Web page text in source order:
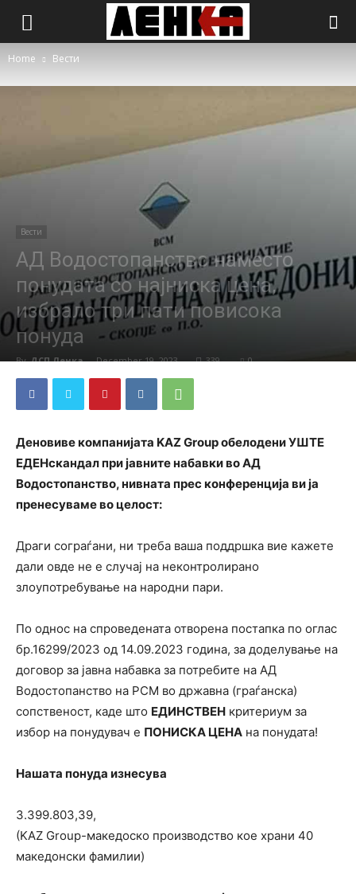
Home Вести
Вести
АД Водостопанство наместо
понудата со најниска цена,
избрало три пати повисока
понуда
By ДСП Ленка - December 19, 2023 339 0
Деновиве компанијата KAZ Group обелодени УШТЕ
ЕДЕНскандал при јавните набавки во АД
Водостопанство, нивната прес конференција ви ја
пренесуваме во целост:
Драги сограѓани, ни треба ваша поддршка вие кажете
дали овде не е случаj на неконтролирано
злоупотребување на народни пари.
По однос на спроведената отворена постапка по оглас
бр.16299/2023 од 14.09.2023 година, за доделување на
договор за јавна набавка за потребите на АД
Водостопанство на РСМ во државна (граѓанска)
сопственост, каде што ЕДИНСТВЕН критериум за
избор на понудувач е ПОНИСКА ЦЕНА на понудата!
Нашата понуда изнесува
3.399.803,39,
(KAZ Group-македоско производство кое храни 40
македонски фамилии)